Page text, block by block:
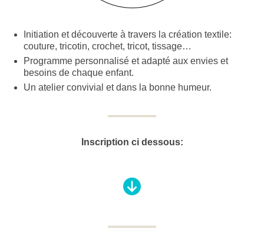
Initiation et découverte à travers la création textile:
couture, tricotin, crochet, tricot, tissage…
Programme personnalisé et adapté aux envies et
besoins de chaque enfant.
Un atelier convivial et dans la bonne humeur.
Inscription ci dessous: